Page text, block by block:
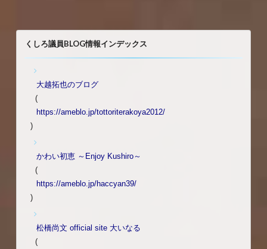
くしろ議員BLOG情報インデックス
大越拓也のブログ
(
https://ameblo.jp/tottoriterakoya2012/
)
かわい初恵 ～Enjoy Kushiro～
(
https://ameblo.jp/haccyan39/
)
松橋尚文 official site 大いなる
(